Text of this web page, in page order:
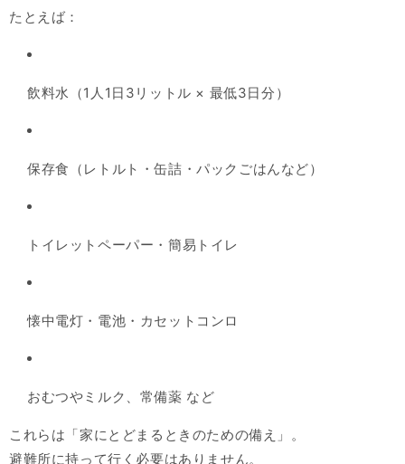
たとえば：
飲料水（1人1日3リットル × 最低3日分）
保存食（レトルト・缶詰・パックごはんなど）
トイレットペーパー・簡易トイレ
懐中電灯・電池・カセットコンロ
おむつやミルク、常備薬 など
これらは「家にとどまるときのための備え」。
避難所に持って行く必要はありません。